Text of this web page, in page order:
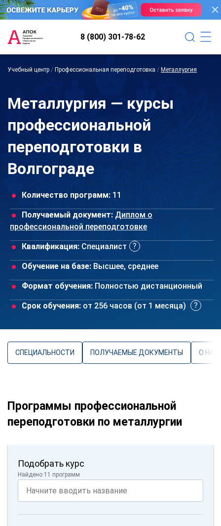
8 (800) 301-78-62
Учебный центр / Профессиональная переподготовка / Металлургия
Металлургия — курсы
профессиональной
переподготовки в
Волгограде
Количество программ: 11
Получаемый документ: Диплом о
профессиональной переподготовке
Квалификация: Специалист
Обучение на базе: Высшее, среднее
Формат обучения: Полностью дистанционный
Срок обучения: от 256 часов (от 1 месяца)
СПЕЦИАЛЬНОСТИ ПОЛУЧАЕМЫЕ ДОКУМЕНТЫ О
Программы профессиональной
переподготовки по металлургии
Подобрать курс
Найдено 11 программ